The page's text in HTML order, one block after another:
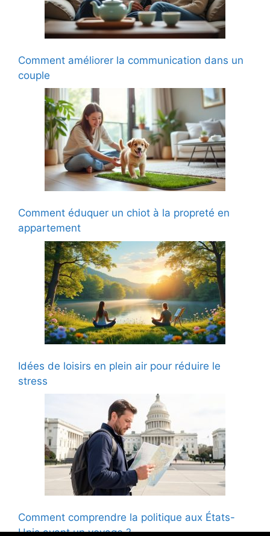
Comment améliorer la communication dans un
couple
Comment éduquer un chiot à la propreté en
appartement
Idées de loisirs en plein air pour réduire le
stress
Comment comprendre la politique aux États-
Unis avant un voyage ?